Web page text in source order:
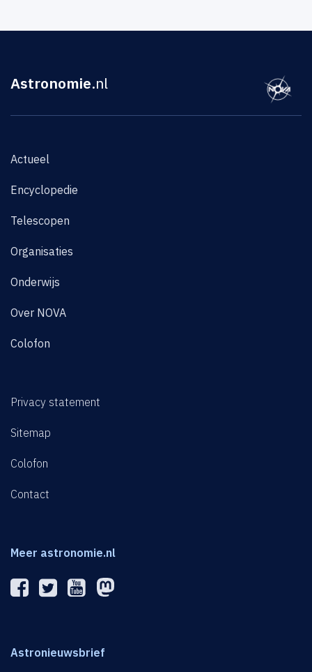
Astronomie.nl
Actueel
Encyclopedie
Telescopen
Organisaties
Onderwijs
Over NOVA
Colofon
Privacy statement
Sitemap
Colofon
Contact
Meer astronomie.nl
Astronieuwsbrief